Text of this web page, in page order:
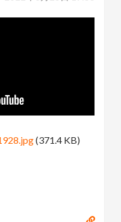
(371.4 KB)